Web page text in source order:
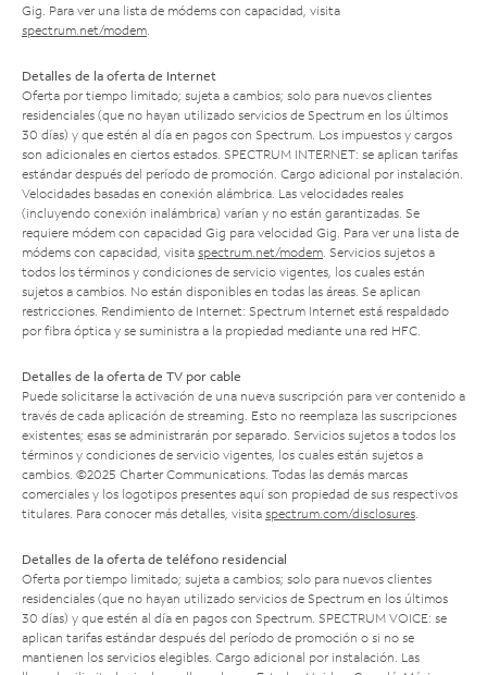
Gig. Para ver una lista de módems con capacidad, visita
spectrum.net/modem
Detalles de la oferta de Internet
Oferta por tiempo limitado; sujeta a cambios; solo para nuevos clientes
residenciales (que no hayan utilizado servicios de Spectrum en los últimos
30 días) y que estén al día en pagos con Spectrum. Los impuestos y cargos
son adicionales en ciertos estados. SPECTRUM INTERNET: se aplican tarifas
estándar después del período de promoción. Cargo adicional por instalación.
Velocidades basadas en conexión alámbrica. Las velocidades reales
(incluyendo conexión inalámbrica) varían y no están garantizadas. Se
requiere módem con capacidad Gig para velocidad Gig. Para ver una lista de
módems con capacidad, visita spectrum.net/modem . Servicios sujetos a
todos los términos y condiciones de servicio vigentes, los cuales están
sujetos a cambios. No están disponibles en todas las áreas. Se aplican
restricciones. Rendimiento de Internet: Spectrum Internet está respaldado
por fibra óptica y se suministra a la propiedad mediante una red HFC.
Detalles de la oferta de TV por cable
Puede solicitarse la activación de una nueva suscripción para ver contenido a
través de cada aplicación de streaming. Esto no reemplaza las suscripciones
existentes; esas se administrarán por separado. Servicios sujetos a todos los
términos y condiciones de servicio vigentes, los cuales están sujetos a
cambios. ©2025 Charter Communications. Todas las demás marcas
comerciales y los logotipos presentes aquí son propiedad de sus respectivos
titulares. Para conocer más detalles, visita spectrum.com/disclosures
Detalles de la oferta de teléfono residencial
Oferta por tiempo limitado; sujeta a cambios; solo para nuevos clientes
residenciales (que no hayan utilizado servicios de Spectrum en los últimos
30 días) y que estén al día en pagos con Spectrum. SPECTRUM VOICE: se
aplican tarifas estándar después del período de promoción o si no se
mantienen los servicios elegibles. Cargo adicional por instalación. Las